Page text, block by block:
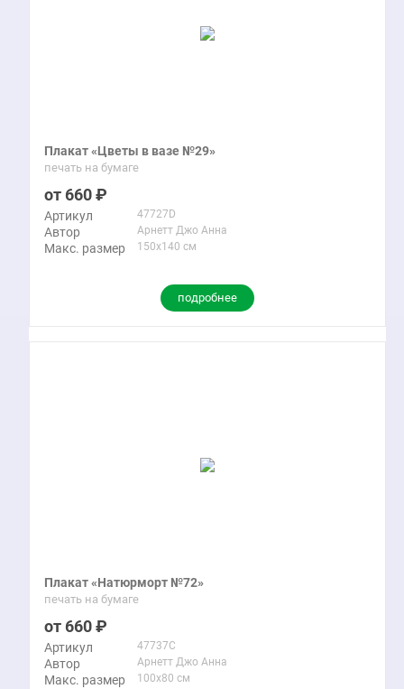
Плакат «Цветы в вазе №29»
печать на бумаге
660
Артикул 47727D
Автор Арнетт Джо Анна
Макс. размер 150x140 см
подробнее
Плакат «Натюрморт №72»
печать на бумаге
660
Артикул 47737C
Автор Арнетт Джо Анна
Макс. размер 100x80 см